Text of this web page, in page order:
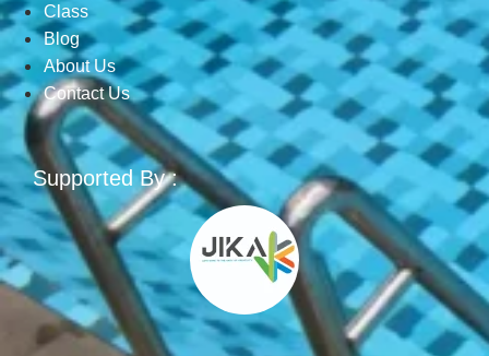
Class
Blog
About Us
Contact Us
Supported By :